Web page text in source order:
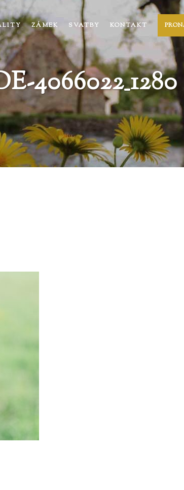
ZÁMEK SVATBY KONTAKT
4066022_1280